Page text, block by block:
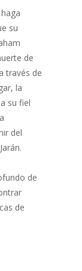
su
de
través de
la
su fiel
del
de
de